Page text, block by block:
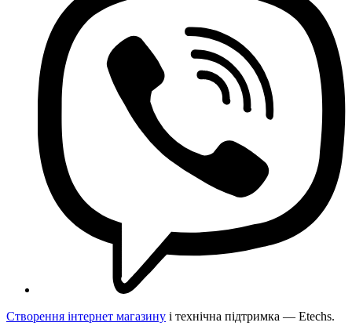
Створення інтернет магазину і технічна підтримка — Etechs.